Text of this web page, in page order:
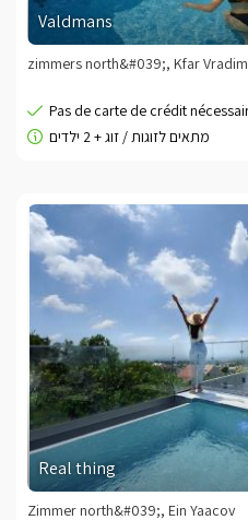
Valdmans
zimmers north&#039;, Kfar Vradim
Real thing
Zimmer north&#039;, Ein Yaacov